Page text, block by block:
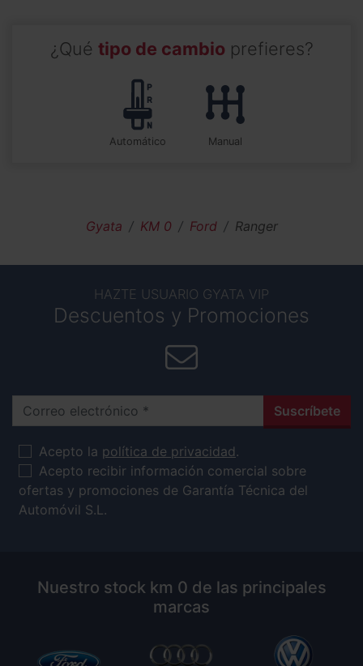
¿Qué tipo de cambio prefieres?
automático manual
Gyata KM 0 Ford Ranger
HAZTE USUARIO GYATA VIP
Descuentos y Promociones
Correo electrónico Suscríbete
Acepto la política de privacidad .
Acepto recibir información comercial sobre
ofertas y promociones de Garantía Técnica del
Automóvil S.L.
Nuestro stock km 0 de las principales
marcas